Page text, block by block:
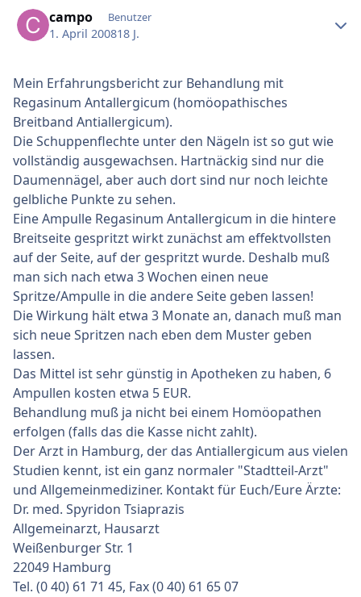
campo Benutzer
1. April 200818 J.
Mein Erfahrungsbericht zur Behandlung mit
Regasinum Antallergicum (homöopathisches
Breitband Antiallergicum).
Die Schuppenflechte unter den Nägeln ist so gut wie
vollständig ausgewachsen. Hartnäckig sind nur die
Daumennägel, aber auch dort sind nur noch leichte
gelbliche Punkte zu sehen.
Eine Ampulle Regasinum Antallergicum in die hintere
Breitseite gespritzt wirkt zunächst am effektvollsten
auf der Seite, auf der gespritzt wurde. Deshalb muß
man sich nach etwa 3 Wochen einen neue
Spritze/Ampulle in die andere Seite geben lassen!
Die Wirkung hält etwa 3 Monate an, danach muß man
sich neue Spritzen nach eben dem Muster geben
lassen.
Das Mittel ist sehr günstig in Apotheken zu haben, 6
Ampullen kosten etwa 5 EUR.
Behandlung muß ja nicht bei einem Homöopathen
erfolgen (falls das die Kasse nicht zahlt).
Der Arzt in Hamburg, der das Antiallergicum aus vielen
Studien kennt, ist ein ganz normaler "Stadtteil-Arzt"
und Allgemeinmediziner. Kontakt für Euch/Eure Ärzte:
Dr. med. Spyridon Tsiaprazis
Allgemeinarzt, Hausarzt
Weißenburger Str. 1
22049 Hamburg
Tel. (0 40) 61 71 45, Fax (0 40) 61 65 07